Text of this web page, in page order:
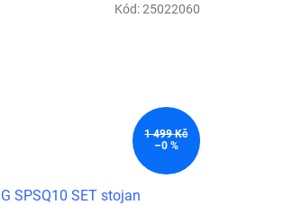
1 499 Kč
–0 %
SPSQ10 SET stojan
Kód:25022060